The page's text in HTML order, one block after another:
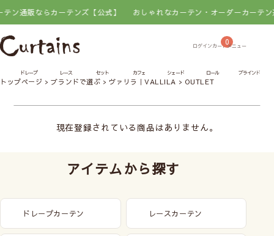
通販ならカーテンズ【公式】 おしゃれなカーテン・オーダーカーテン
0
ドレープ レース セット カフェ シェード ロール ブラインド
トップページ ブランドで選ぶ ヴァリラ｜VALLILA OUTLET
現在登録されている商品はありません。
アイテムから探す
ドレープカーテン レースカーテン